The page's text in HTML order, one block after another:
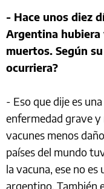
- Hace unos diez
Argentina hubiera
muertos. Según
ocurriera?
- Eso que dije es
enfermedad grave
vacunes menos
países del mundo
la vacuna, ese no
argentino. También